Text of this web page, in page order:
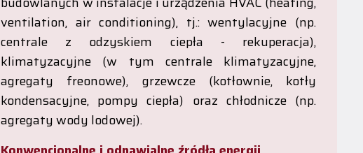
ventilation, air conditioning), tj.: wentylacyjne (np.
centrale z odzyskiem ciepła - rekuperacja),
klimatyzacyjne (w tym centrale klimatyzacyjne,
agregaty freonowe), grzewcze (kotłownie, kotły
kondensacyjne, pompy ciepła) oraz chłodnicze (np.
agregaty wody lodowej).